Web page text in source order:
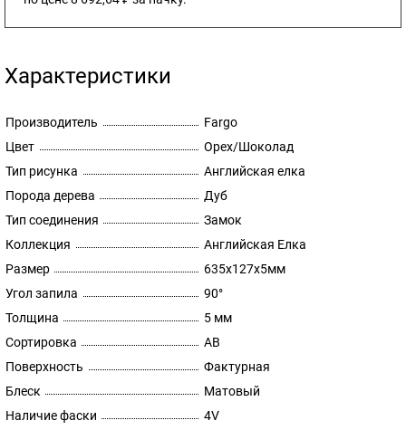
Характеристики
Производитель
Fargo
Цвет
Орех/Шоколад
Тип рисунка
Английская елка
Порода дерева
Дуб
Тип соединения
Замок
Коллекция
Английская Елка
Размер
635х127х5мм
Угол запила
90°
Толщина
5 мм
Сортировка
AB
Поверхность
Фактурная
Блеск
Матовый
Наличие фаски
4V